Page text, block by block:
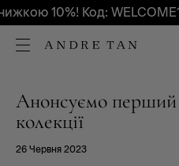
10%! Код:
Анонсуємо перший
колекції
26 Червня 2023